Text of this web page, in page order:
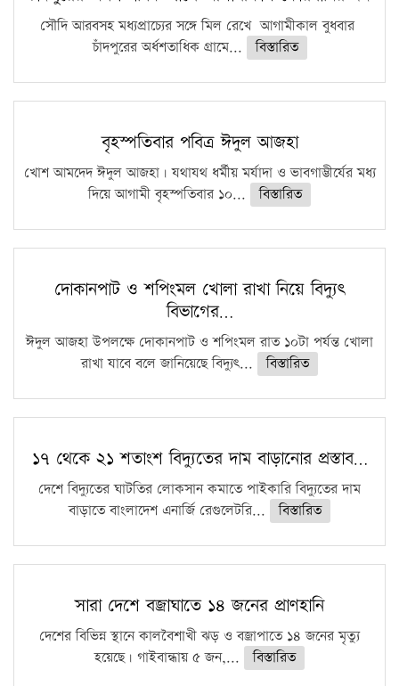
সৌদি আরবসহ মধ্যপ্রাচ্যের সঙ্গে মিল রেখে আগামীকাল বুধবার
চাঁদপুরের অর্ধশতাধিক গ্রামে...
বিস্তারিত
বৃহস্পতিবার পবিত্র ঈদুল আজহা
খোশ আমদেদ ঈদুল আজহা। যথাযথ ধর্মীয় মর্যাদা ও ভাবগাম্ভীর্যের মধ্য
দিয়ে আগামী বৃহস্পতিবার ১০...
বিস্তারিত
দোকানপাট ও শপিংমল খোলা রাখা নিয়ে বিদ্যুৎ
বিভাগের…
ঈদুল আজহা উপলক্ষে দোকানপাট ও শপিংমল রাত ১০টা পর্যন্ত খোলা
রাখা যাবে বলে জানিয়েছে বিদ্যুৎ...
বিস্তারিত
১৭ থেকে ২১ শতাংশ বিদ্যুতের দাম বাড়ানোর প্রস্তাব…
দেশে বিদ্যুতের ঘাটতির লোকসান কমাতে পাইকারি বিদ্যুতের দাম
বাড়াতে বাংলাদেশ এনার্জি রেগুলেটরি...
বিস্তারিত
সারা দেশে বজ্রাঘাতে ১৪ জনের প্রাণহানি
দেশের বিভিন্ন স্থানে কালবৈশাখী ঝড় ও বজ্রাপাতে ১৪ জনের মৃত্যু
হয়েছে। গাইবান্ধায় ৫ জন,...
বিস্তারিত